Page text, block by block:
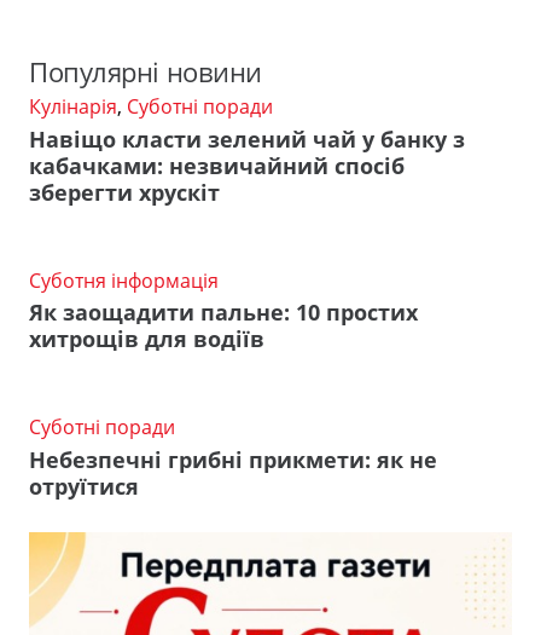
Популярні новини
Кулінарія, Суботні поради
Навіщо класти зелений чай у банку з
кабачками: незвичайний спосіб
зберегти хрускіт
Суботня інформація
Як заощадити пальне: 10 простих
хитрощів для водіїв
Суботні поради
Небезпечні грибні прикмети: як не
отруїтися